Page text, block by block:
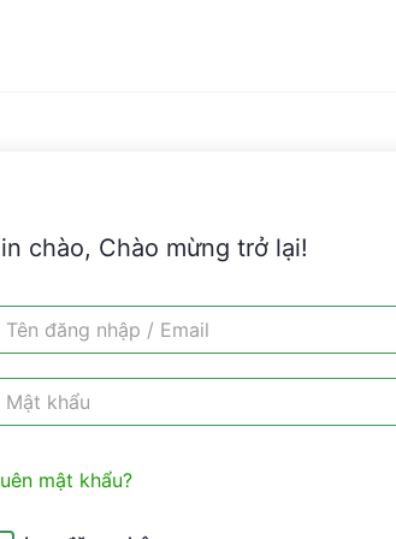
chào, Chào mừng trở lại!
mật khẩu?